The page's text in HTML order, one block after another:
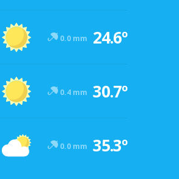
0.0 mm 24.6º
0.4 mm 30.7º
0.0 mm 35.3º